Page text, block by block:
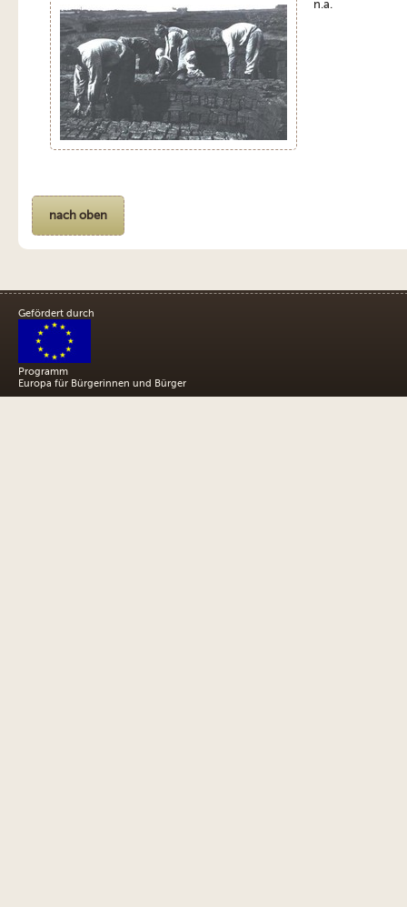
n.a.
nach oben
Gefördert durch
Programm
Europa für Bürgerinnen und Bürger